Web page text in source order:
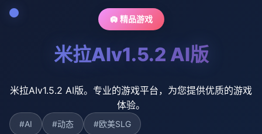
🛄 精品游戏
米拉AIv1.5.2 AI版
米拉AIv1.5.2 AI版。专业的游戏平台，为您提供优质的游戏
体验。
#AI #动态 #欧美SLG